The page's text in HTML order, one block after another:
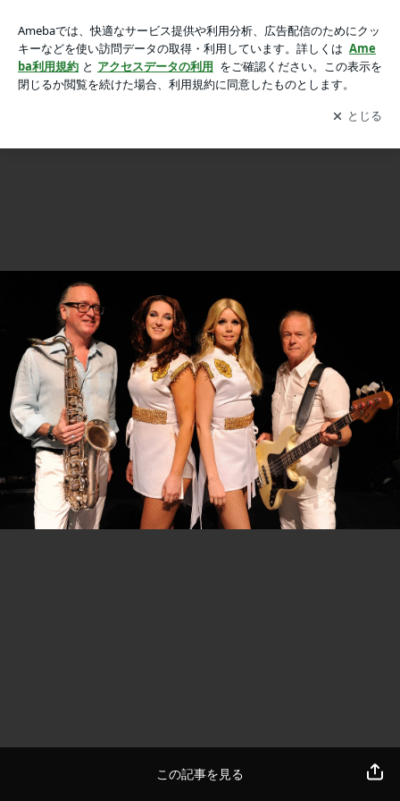
がロックで共演の画像 6枚中6枚目
がん研究のためにABBAトリビュートバンドとホール＆オーツがロックで共演
この記事を見る